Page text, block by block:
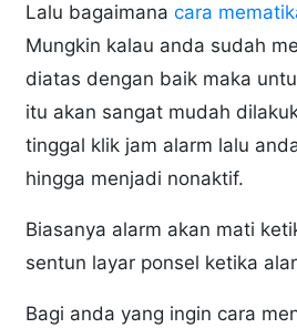
Lalu bagaimana cara
Mungkin kalau anda sudah
diatas dengan baik maka
itu akan sangat mudah
tinggal klik jam alarm lalu
hingga menjadi nonaktif.
Biasanya alarm akan mati
sentun layar ponsel ketika
Bagi anda yang ingin cara